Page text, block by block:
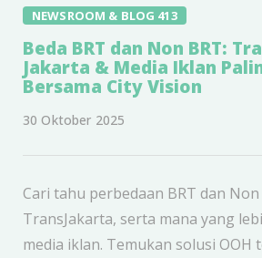
NEWSROOM & BLOG 413
Beda BRT dan Non BRT:
Jakarta & Media Iklan
Bersama City Vision
30 Oktober 2025
Cari tahu perbedaan BRT dan Non
TransJakarta, serta mana yang
media iklan. Temukan solusi